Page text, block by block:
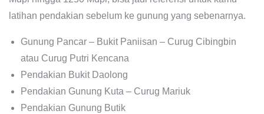
latihan pendakian sebelum ke gunung yang sebenarnya.
Gunung Pancar – Bukit Paniisan – Curug Cibingbin
atau Curug Putri Kencana
Pendakian Bukit Daolong
Pendakian Gunung Kuta – Curug Mariuk
Pendakian Gunung Butik